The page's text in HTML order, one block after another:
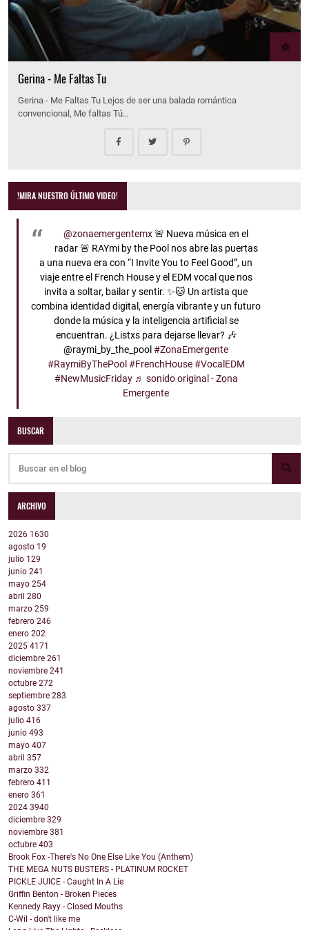
Gerina - Me Faltas Tu
Gerina - Me Faltas Tu Lejos de ser una balada romántica
convencional, Me faltas Tú…
!MIRA NUESTRO ÚLTIMO VIDEO!
@zonaemergentemx🚨 Nueva música en el
radar 🚨 RAYmi by the Pool nos abre las puertas
a una nueva era con “I Invite You to Feel Good”, un
viaje entre el French House y el EDM vocal que nos
invita a soltar, bailar y sentir. ✨🐱 Un artista que
combina identidad digital, energía vibrante y un futuro
donde la música y la inteligencia artificial se
encuentran. ¿Listxs para dejarse llevar? 🎶
@raymi_by_the_pool #ZonaEmergente
#RaymiByThePool #FrenchHouse #VocalEDM
#NewMusicFriday ♬ sonido original - Zona
Emergente
BUSCAR
ARCHIVO
2026 1630
agosto 19
julio 129
junio 241
mayo 254
abril 280
marzo 259
febrero 246
enero 202
2025 4171
diciembre 261
noviembre 241
octubre 272
septiembre 283
agosto 337
julio 416
junio 493
mayo 407
abril 357
marzo 332
febrero 411
enero 361
2024 3940
diciembre 329
noviembre 381
octubre 403
Brook Fox -There's No One Else Like You (Anthem)
THE MEGA NUTS BUSTERS - PLATINUM ROCKET
PICKLE JUICE - Caught In A Lie
Griffin Benton - Broken Pieces
Kennedy Rayy - Closed Mouths
C-Wil - don't like me